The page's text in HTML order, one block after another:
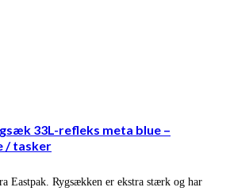
33L-refleks meta blue –
/ tasker
Eastpak. Rygsækken er ekstra stærk og har